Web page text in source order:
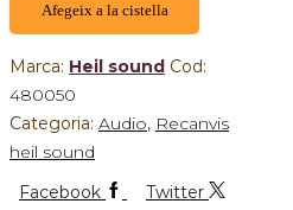
Afegeix a la cistella
Marca: Heil sound Cod:
480050
Categoria: Audio, Recanvis
heil sound
Facebook
Twitter